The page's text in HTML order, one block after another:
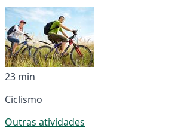
23 min
Ciclismo
Outras atividades